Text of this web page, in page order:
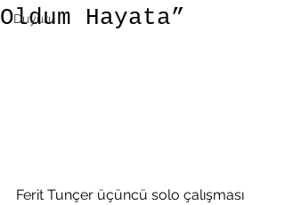
Duyuru
Oldum Hayata”
Ferit Tunçer üçüncü solo çalışması